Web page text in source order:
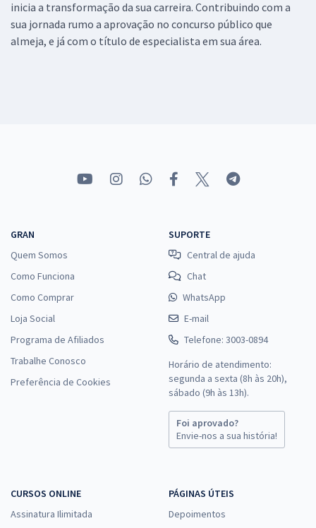
inicia a transformação da sua carreira. Contribuindo com a
sua jornada rumo a aprovação no concurso público que
almeja, e já com o título de especialista em sua área.
GRAN
Quem Somos
Como Funciona
Como Comprar
Loja Social
Programa de Afiliados
Trabalhe Conosco
Preferência de Cookies
SUPORTE
Central de ajuda
Chat
WhatsApp
E-mail
Telefone: 3003-0894
Horário de atendimento:
segunda a sexta (8h às 20h),
sábado (9h às 13h).
Foi aprovado?
Envie-nos a sua história!
CURSOS ONLINE
Assinatura Ilimitada
PÁGINAS ÚTEIS
Depoimentos